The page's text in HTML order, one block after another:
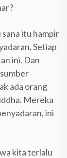
sana itu hampir
Setiap
ini. Dan
ada orang
Mereka
ini
kita terlalu